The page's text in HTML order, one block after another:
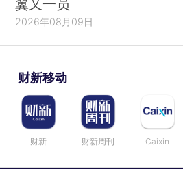
翼又一员
2026年08月09日
财新移动
财新 财新周刊 Caixin